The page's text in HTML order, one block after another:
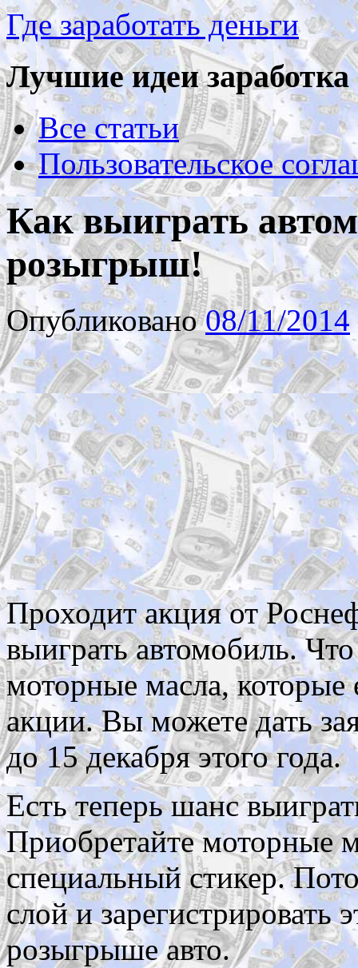
Где заработать деньги
Лучшие идеи заработка
Все статьи
Пользовательское
Как выиграть
розыгрыш!
Опубликовано08/11/2014
Проходит акция от
выиграть автомобиль.
моторные масла, которые
акции. Вы можете дать
до 15 декабря этого года.
Есть теперь шанс
Приобретайте моторные
специальный стикер.
слой и зарегистрировать
розыгрыше авто.